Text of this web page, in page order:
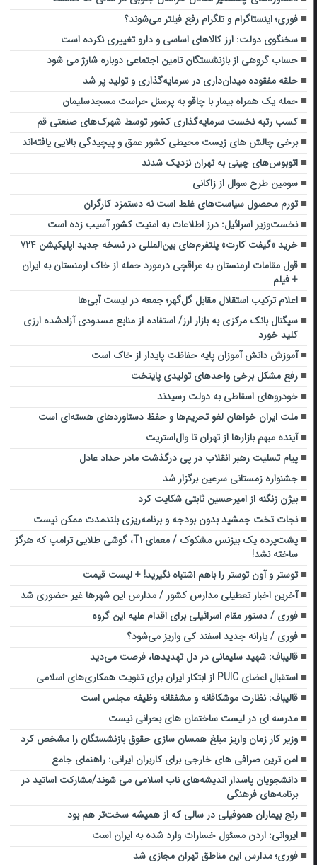
فوری؛ اینستاگرام و تلگرام رفع فیلتر می‌شوند؟
سخنگوی دولت: ارز کالاهای اساسی و دارو تغییری نکرده است
حساب گروهی از بازنشستگان تامین اجتماعی دوباره شارژ می شود
حلقه مفقوده میدان‌داری در سرمایه‌گذاری و تولید پر شد
حمله یک همراه بیمار با چاقو به پرسنل حراست مسجدسلیمان
کسب رتبه نخست سرمایه‌گذاری کشور توسط شهرک‌های صنعتی قم
برخی چالش های زیست محیطی کشور عمق و پیچیدگی بالایی یافته‌اند
اتوبوس‌های چینی به تهران نزدیک شدند
سومین طرح سوال از زاکانی
تورم محصول سیاست‌های غلط است نه دستمزد کارگران
نخست‌وزیر اسرائیل: درز اطلاعات به امنیت کشور آسیب زده است
خرید «گیفت کارت» پلتفرم‌های بین‌المللی در نسخه جدید اپلیکیشن ۷۲۴
قول مقامات ارمنستان به عراقچی درمورد حمله از خاک ارمنستان به ایران
+ فیلم
اعلام ترکیب استقلال مقابل گل‌گهر؛ جمعه در لیست آبی‌ها
سیگنال بانک مرکزی به بازار ارز/ استفاده از منابع مسدودی آزادشده ارزی
کلید خورد
آموزش دانش‌ آموزان پایه حفاظت پایدار از خاک است
رفع مشکل برخی واحدهای تولیدی پایتخت
خودروهای اسقاطی به دولت رسیدند
ملت ایران خواهان لغو تحریم‌ها و حفظ دستاوردهای هسته‌ای است
آینده مبهم‌ بازارها از تهران تا وال‌استریت
پیام تسلیت رهبر انقلاب در پی درگذشت مادر حداد عادل
جشنواره زمستانی سرعین برگزار شد
بیژن زنگنه از امیرحسین ثابتی شکایت کرد
نجات تخت جمشید بدون بودجه و برنامه‌ریزی بلندمدت ممکن نیست
پشت‌پرده یک بیزنس مشکوک / معمای T۱، گوشی طلایی ترامپ که هرگز
ساخته نشد!
توستر و آون توستر را باهم اشتباه نگیرید! + لیست قیمت
آخرین اخبار تعطیلی مدارس کشور / مدارس این شهرها غیر حضوری شد
فوری / دستور مقام اسرائیلی برای اقدام علیه این گروه
فوری / یارانه جدید اسفند کی واریز می‌شود؟
قالیباف: شهید سلیمانی در دل تهدیدها، فرصت می‌دید
استقبال اعضای PUIC از ابتکار ایران برای تقویت همکاری‌های اسلامی
قالیباف: نظارت موشکافانه و مشفقانه وظیفه مجلس است
مدرسه ای در لیست ساختمان های بحرانی نیست
وزیر کار زمان واریز مبلغ همسان سازی حقوق بازنشستگان را مشخص کرد
امن ‌ترین صرافی های خارجی برای کاربران ایرانی: راهنمای جامع
دانشجویان پاسدار اندیشه‌های ناب اسلامی می شوند/مشارکت اساتید در
برنامه‌های فرهنگی
رنج بیماران هموفیلی در سالی که از همیشه سخت‌تر هم بود
ایروانی: اردن مسئول خسارات وارد شده به ایران است
فوری؛ مدارس این مناطق تهران مجازی شد